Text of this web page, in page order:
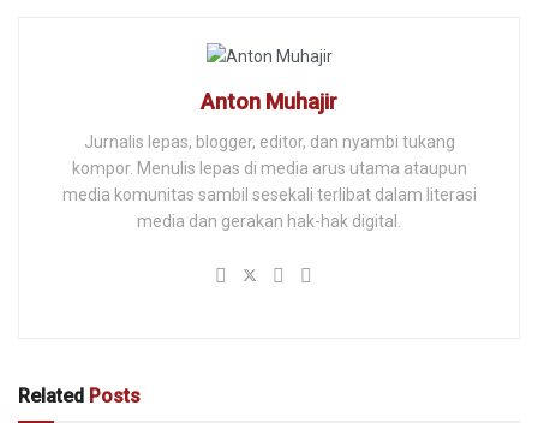
Anton Muhajir
Jurnalis lepas, blogger, editor, dan nyambi tukang
kompor. Menulis lepas di media arus utama ataupun
media komunitas sambil sesekali terlibat dalam literasi
media dan gerakan hak-hak digital.
Related Posts